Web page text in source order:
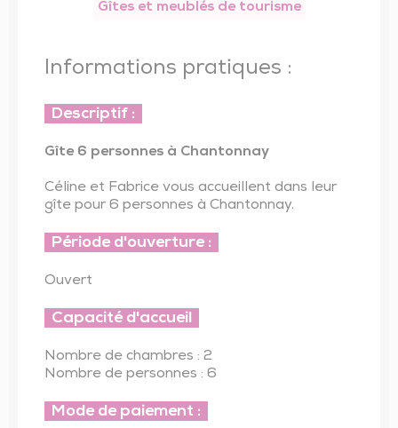
Gîtes et meublés de tourisme
Informations pratiques :
Descriptif :
Gîte 6 personnes à Chantonnay
Céline et Fabrice vous accueillent dans leur
gîte pour 6 personnes à Chantonnay.
Période d'ouverture :
Ouvert
Capacité d'accueil
Nombre de chambres : 2
Nombre de personnes : 6
Mode de paiement :